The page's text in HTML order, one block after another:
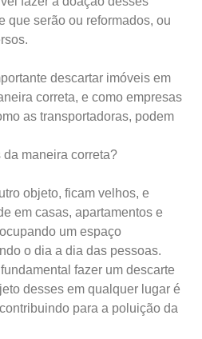
que serão ou reformados, ou
descartar imóveis em
correta, e como empresas
as transportadoras, podem
da maneira correta?
objeto, ficam velhos, e
em casas, apartamentos e
um espaço
o dia a dia das pessoas.
fazer um descarte
desses em qualquer lugar é
para a poluição da